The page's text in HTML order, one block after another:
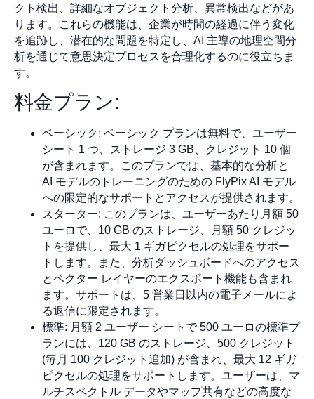
クト検出、詳細なオブジェクト分析、異常検出などがあ
ります。これらの機能は、企業が時間の経過に伴う変化
を追跡し、潜在的な問題を特定し、AI 主導の地理空間分
析を通じて意思決定プロセスを合理化するのに役立ちま
す。
料金プラン:
ベーシック: ベーシック プランは無料で、ユーザー
シート 1 つ、ストレージ 3 GB、クレジット 10 個
が含まれます。このプランでは、基本的な分析と
AI モデルのトレーニングのための FlyPix AI モデル
への限定的なサポートとアクセスが提供されます。
スターター: このプランは、ユーザーあたり月額 50
ユーロで、10 GB のストレージ、月額 50 クレジッ
トを提供し、最大 1 ギガピクセルの処理をサポー
トします。また、分析ダッシュボードへのアクセス
とベクター レイヤーのエクスポート機能も含まれ
ます。サポートは、5 営業日以内の電子メールによ
る返信に限定されます。
標準: 月額 2 ユーザー シートで 500 ユーロの標準プ
ランには、120 GB のストレージ、500 クレジット
(毎月 100 クレジット追加) が含まれ、最大 12 ギガ
ピクセルの処理をサポートします。ユーザーは、マ
ルチスペクトル データやマップ共有などの高度な